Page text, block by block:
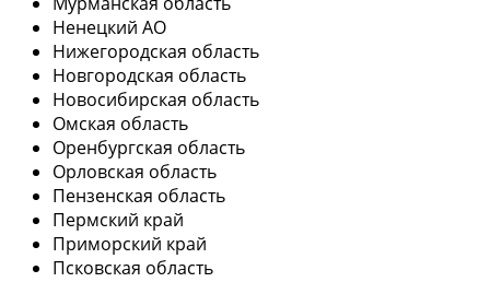
Ненецкий АО
Нижегородская область
Новгородская область
Новосибирская область
Омская область
Оренбургская область
Орловская область
Пензенская область
Пермский край
Приморский край
Псковская область